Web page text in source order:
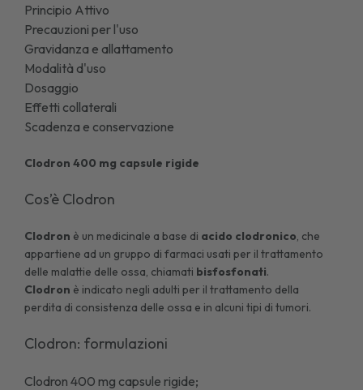
Principio Attivo
Precauzioni per l'uso
Gravidanza e allattamento
Modalità d'uso
Dosaggio
Effetti collaterali
Scadenza e conservazione
Clodron 400 mg capsule rigide
Cos’è Clodron
Clodron è un medicinale a base di acido clodronico, che
appartiene ad un gruppo di farmaci usati per il trattamento
delle malattie delle ossa, chiamati bisfosfonati.
Clodron è indicato negli adulti per il trattamento della
perdita di consistenza delle ossa e in alcuni tipi di tumori.
Clodron: formulazioni
Clodron 400 mg capsule rigide;